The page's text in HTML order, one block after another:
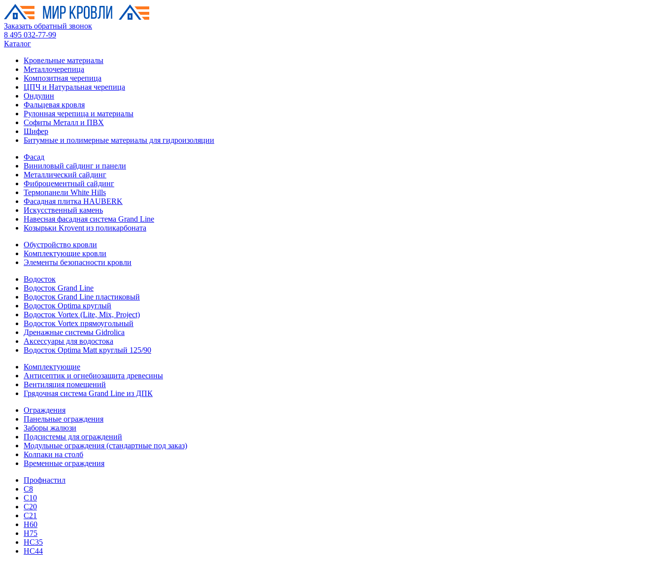
Заказать обратный звонок
8 495 032-77-99
Каталог
Кровельные материалы
Металлочерепица
Композитная черепица
ЦПЧ и Натуральная черепица
Ондулин
Фальцевая кровля
Рулонная черепица и материалы
Софиты Металл и ПВХ
Шифер
Битумные и полимерные материалы для гидроизоляции
Фасад
Виниловый сайдинг и панели
Металлический сайдинг
Фиброцементный сайдинг
Термопанели White Hills
Фасадная плитка HAUBERK
Искусственный камень
Навесная фасадная система Grand Line
Козырьки Krovent из поликарбоната
Обустройство кровли
Комплектующие кровли
Элементы безопасности кровли
Водосток
Водосток Grand Line
Водосток Grand Line пластиковый
Водосток Optima круглый
Водосток Vortex (Lite, Mix, Project)
Водосток Vortex прямоугольный
Дренажные системы Gidrolica
Аксессуары для водостока
Водосток Optima Matt круглый 125/90
Комплектующие
Антисептик и огнебиозащита древесины
Вентиляция помещений
Грядочная система Grand Line из ДПК
Ограждения
Панельные ограждения
Заборы жалюзи
Подсистемы для ограждений
Модульные ограждения (стандартные под заказ)
Колпаки на столб
Временные ограждения
Профнастил
С8
С10
С20
С21
H60
H75
HС35
НС44